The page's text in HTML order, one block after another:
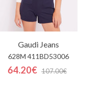
Gaudi Jeans
628M 411BD53006
64.20€ 107.00€